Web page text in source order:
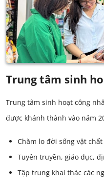
Trung tâm sinh
Trung tâm sinh hoạt công
được khánh thành vào năm
Chăm lo đời sống vật
Tuyên truyền, giáo dục,
Tập trung khai thác các